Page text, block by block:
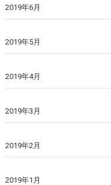
2019年6月
2019年5月
2019年4月
2019年3月
2019年2月
2019年1月